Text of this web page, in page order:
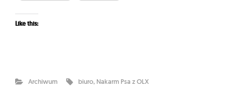
Like this:
Archiwum biuro, Nakarm Psa z OLX